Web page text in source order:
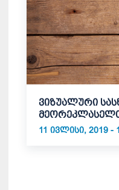
ვიზუალური
11 ᲘᲕᲚᲘᲡᲘ, 2019 -